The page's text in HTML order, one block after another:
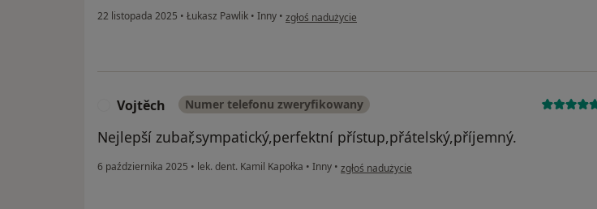
22 listopada 2025 • Łukasz Pawlik • Inny • w opinii użytkownika DG
zgłoś nadużycie
Vojtěch Numer telefonu zweryfikowany
Nejlepší zubař,sympatický,perfektní přístup,přátelský,příjemný.
6 października 2025 • lek. dent. Kamil Kapołka • Inny • w opinii użytkownika Vojtěch
zgłoś nadużycie